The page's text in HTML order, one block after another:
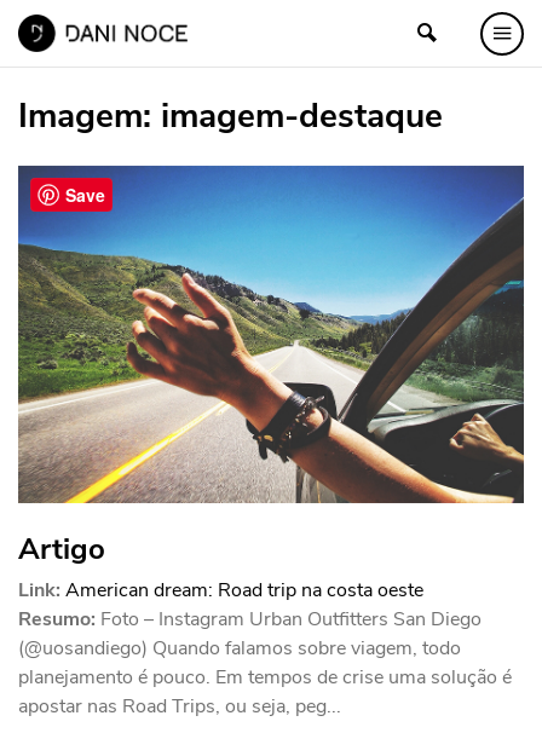
Imagem: imagem-destaque
Artigo
Link: American dream: Road trip na costa oeste
Resumo: Foto – Instagram Urban Outfitters San Diego
(@uosandiego) Quando falamos sobre viagem, todo
planejamento é pouco. Em tempos de crise uma solução é
apostar nas Road Trips, ou seja, peg...
Save